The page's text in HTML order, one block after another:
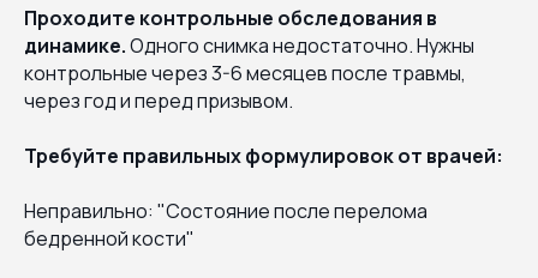
Проходите контрольные обследования в
динамике.Одного снимка недостаточно. Нужны
контрольные через 3-6 месяцев после травмы,
через год и перед призывом.
Требуйте правильных формулировок от врачей:
Неправильно: "Состояние после перелома
бедренной кости"